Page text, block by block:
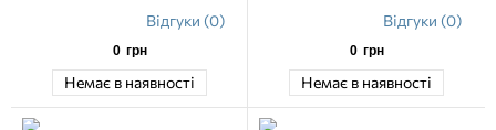
Відгуки (0)
0 грн
Немає в наявності
Відгуки (0)
0 грн
Немає в наявності